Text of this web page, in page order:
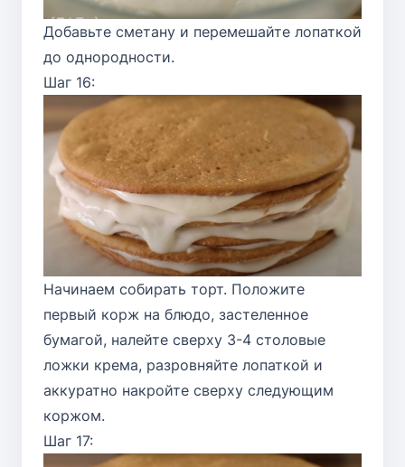
Добавьте сметану и перемешайте лопаткой
до однородности.
Шаг 16:
Начинаем собирать торт. Положите
первый корж на блюдо, застеленное
бумагой, налейте сверху 3-4 столовые
ложки крема, разровняйте лопаткой и
аккуратно накройте сверху следующим
коржом.
Шаг 17: